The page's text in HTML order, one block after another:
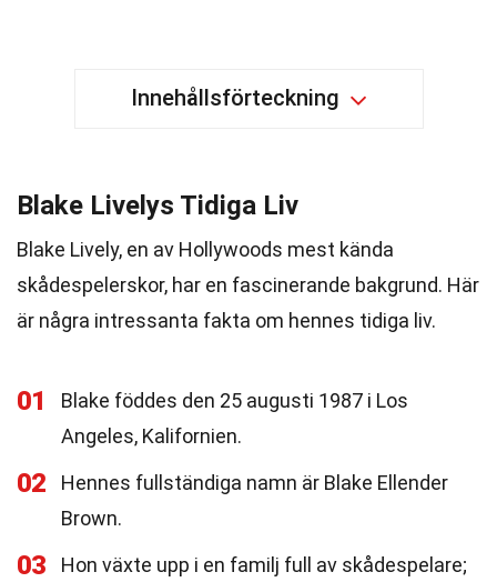
Innehållsförteckning
Blake Livelys Tidiga Liv
Blake Lively, en av Hollywoods mest kända
skådespelerskor, har en fascinerande bakgrund. Här
är några intressanta fakta om hennes tidiga liv.
01
Blake föddes den 25 augusti 1987 i Los
Angeles, Kalifornien.
02
Hennes fullständiga namn är Blake Ellender
Brown.
03
Hon växte upp i en familj full av skådespelare;